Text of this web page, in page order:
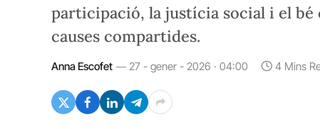
participació, la justícia social i el bé
causes compartides.
Anna Escofet 27 - gener - 2026 · 04:00 4 Mins